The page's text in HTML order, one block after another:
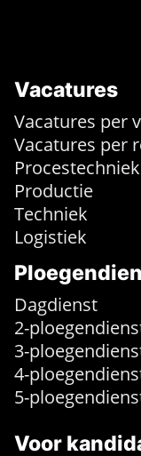
Vacatures
Vacatures per
Vacatures per
Procestechniek
Productie
Techniek
Logistiek
Dagdienst
2-
3-
4-
5-
Voor